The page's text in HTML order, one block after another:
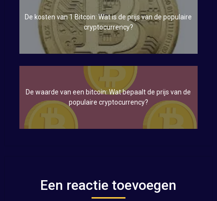
De kosten van 1 Bitcoin: Wat is de prijs van de populaire
cryptocurrency?
De waarde van een bitcoin: Wat bepaalt de prijs van de
populaire cryptocurrency?
Een reactie toevoegen